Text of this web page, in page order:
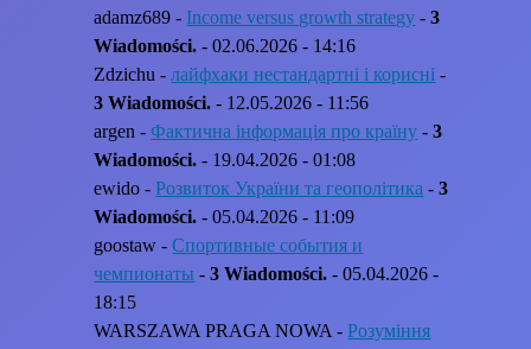
adamz689 - Income versus growth strategy -3
Wiadomości. - 02.06.2026 - 14:16
Zdzichu -лайфхаки нестандартні і корисні -
3 Wiadomości. - 12.05.2026 - 11:56
argen -Фактична інформація про країну -3
Wiadomości. - 19.04.2026 - 01:08
ewido -Розвиток України та геополітика -3
Wiadomości. - 05.04.2026 - 11:09
goostaw -Спортивные события и
чемпионаты -3 Wiadomości. - 05.04.2026 -
18:15
WARSZAWA PRAGA NOWA -Розуміння